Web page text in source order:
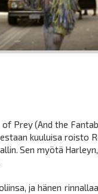
(And the
kuuluisa roisto
Sen myötä
ja hänen